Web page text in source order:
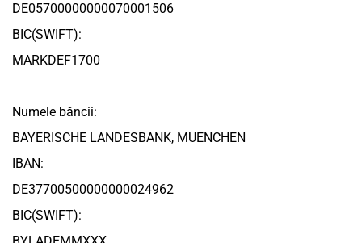
DE05700000000070001506
BIC(SWIFT):
MARKDEF1700
Numele băncii:
BAYERISCHE LANDESBANK, MUENCHEN
IBAN:
DE37700500000000024962
BIC(SWIFT):